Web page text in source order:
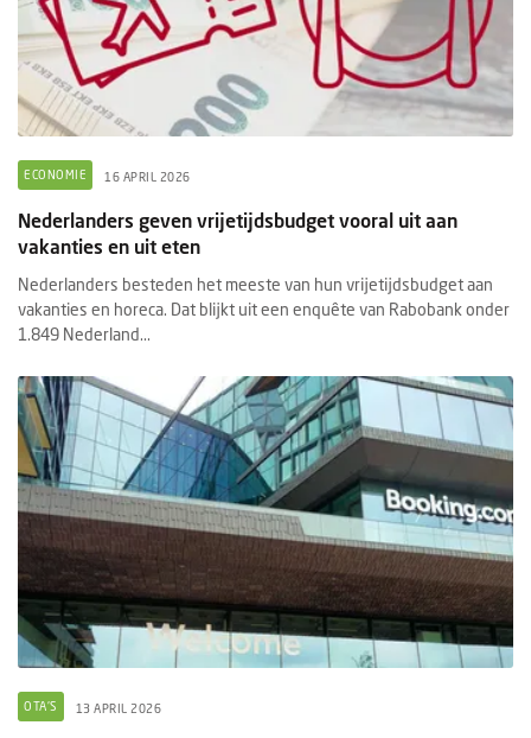
ECONOMIE 16 APRIL 2026
Nederlanders geven vrijetijdsbudget vooral uit aan
vakanties en uit eten
Nederlanders besteden het meeste van hun vrijetijdsbudget aan
vakanties en horeca. Dat blijkt uit een enquête van Rabobank onder
1.849 Nederland...
OTA'S 13 APRIL 2026